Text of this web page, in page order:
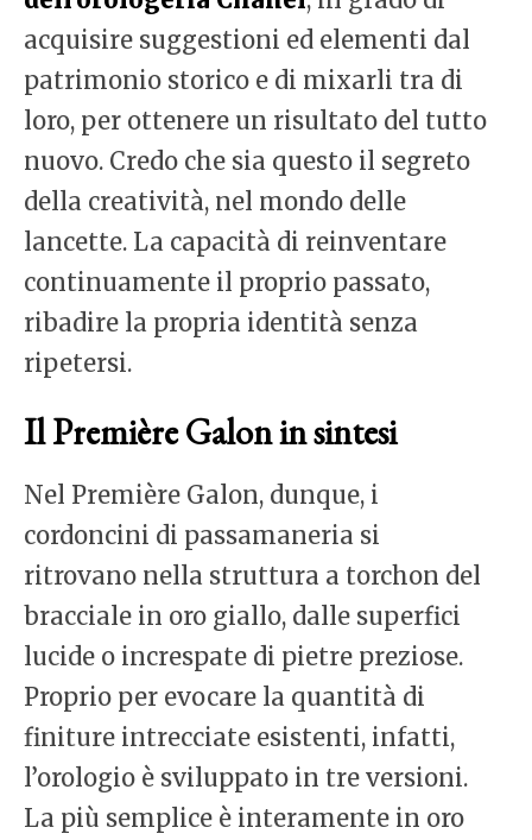
acquisire suggestioni ed elementi dal
patrimonio storico e di mixarli tra di
loro, per ottenere un risultato del tutto
nuovo. Credo che sia questo il segreto
della creatività, nel mondo delle
lancette. La capacità di reinventare
continuamente il proprio passato,
ribadire la propria identità senza
ripetersi.
Il Première Galon in sintesi
Nel Première Galon, dunque, i
cordoncini di passamaneria si
ritrovano nella struttura a torchon del
bracciale in oro giallo, dalle superfici
lucide o increspate di pietre preziose.
Proprio per evocare la quantità di
finiture intrecciate esistenti, infatti,
l’orologio è sviluppato in tre versioni.
La più semplice è interamente in oro